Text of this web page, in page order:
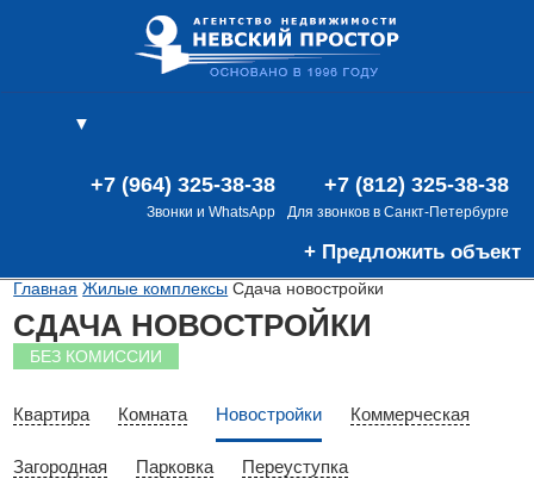
▼
+7 (812) 325-38-38
Для звонков в Санкт-Петербурге
+7 (964) 325-38-38
Звонки и WhatsApp
+ Предложить объект
Главная Жилые комплексы Сдача новостройки
СДАЧА НОВОСТРОЙКИ
БЕЗ КОМИССИИ
Квартира Комната Новостройки Коммерческая
Загородная Парковка Переуступка